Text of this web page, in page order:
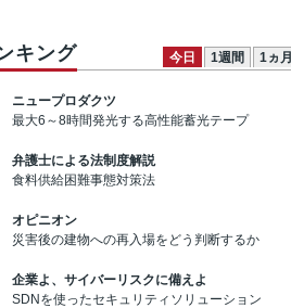
キング 今日 1週間 1ヵ月
ニュープロダクツ
最大6～8時間発光する高性能蓄光テープ
弁護士による法制度解説
食料供給困難事態対策法
オピニオン
災害後の建物への再入場をどう判断するか
企業よ、サイバーリスクに備えよ
SDNを使ったセキュリティソリューション